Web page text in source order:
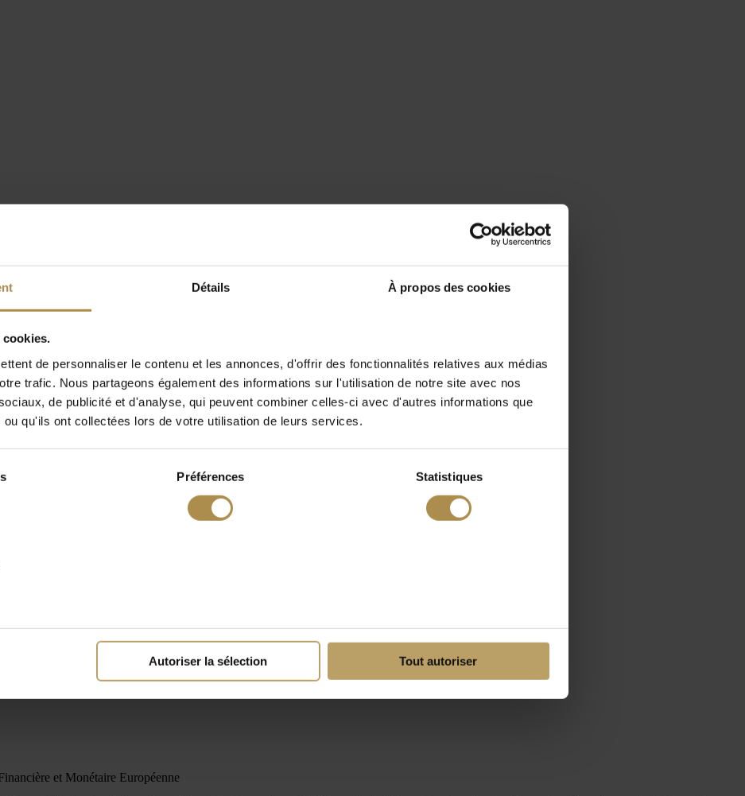
Détails À propos des cookies
de personnaliser le contenu et les annonces, d'offrir des fonctionnalités relatives aux médias
trafic. Nous partageons également des informations sur l'utilisation de notre site avec nos
de publicité et d'analyse, qui peuvent combiner celles-ci avec d'autres informations que
qu'ils ont collectées lors de votre utilisation de leurs services.
Préférences Statistiques
Autoriser la sélection Tout autoriser
et Monétaire Européenne